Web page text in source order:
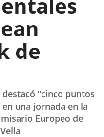
de
“cinco puntos
una jornada en la
Europeo de